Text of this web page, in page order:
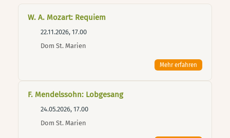
W. A. Mozart: Requiem
22.11.2026, 17.00
Dom St. Marien
Mehr erfahren
F. Mendelssohn: Lobgesang
24.05.2026, 17.00
Dom St. Marien